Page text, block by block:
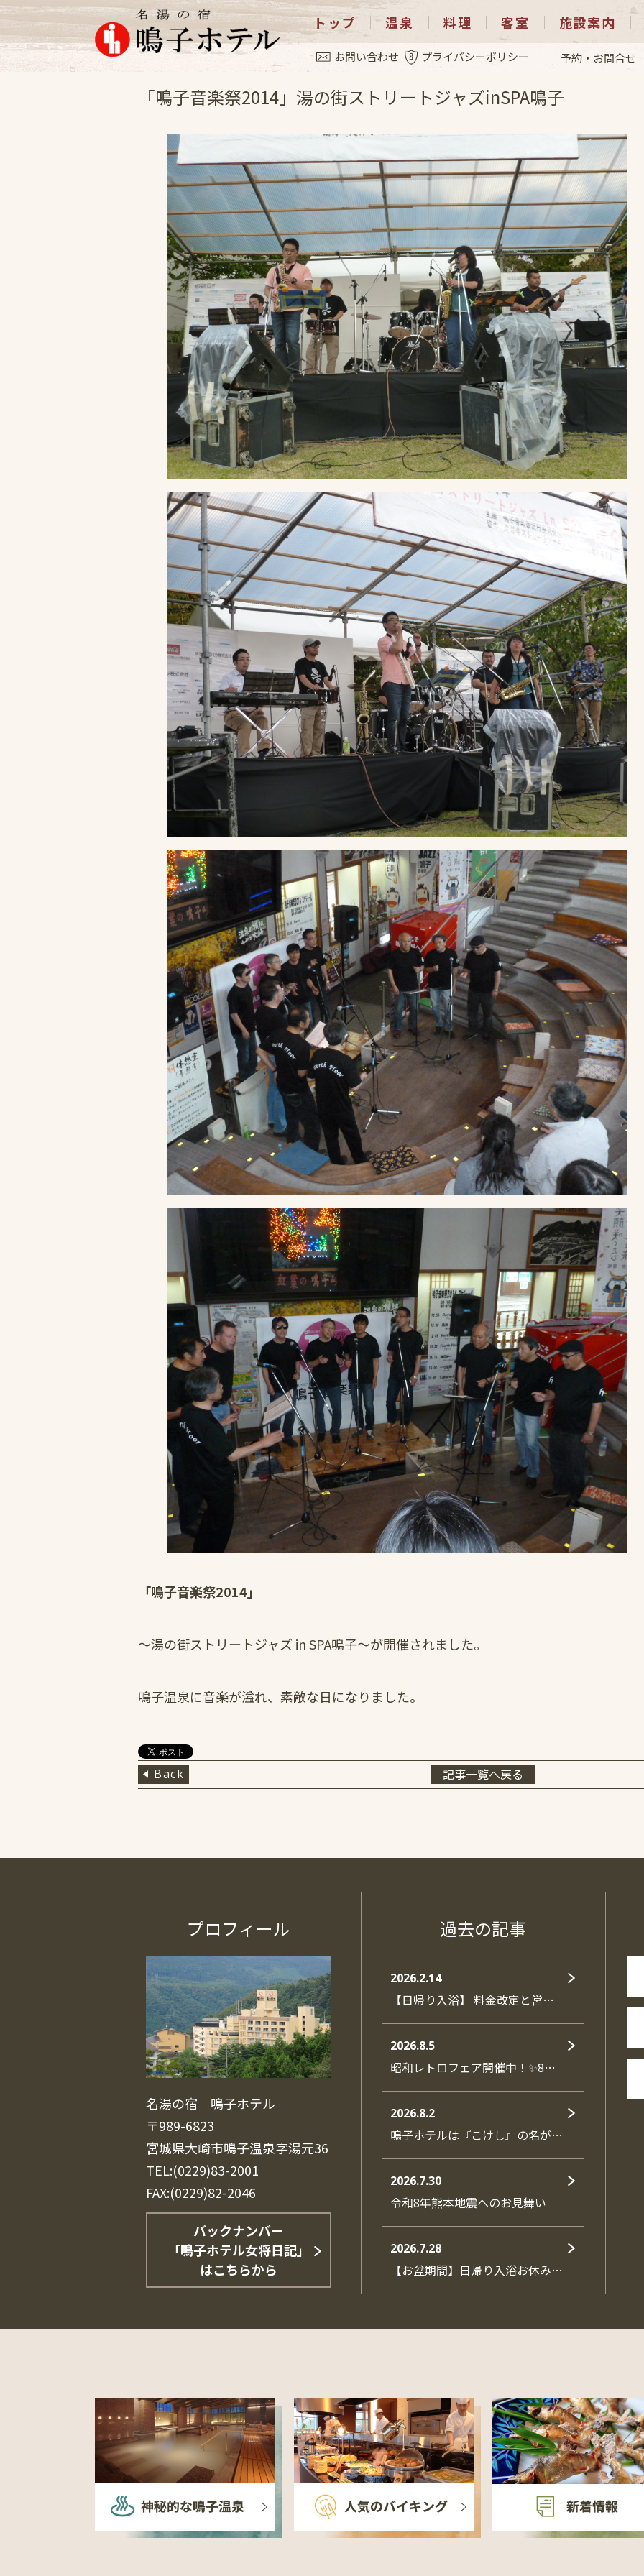
トップ 温泉 料理 客室 施設案内
お問い合わせ プライバシーポリシー 予約・お問合せ
イベント 2014.9.27
「鳴子音楽祭2014」湯の街ストリートジャズinSPA鳴子
「鳴子音楽祭2014」
～湯の街ストリートジャズ in SPA鳴子～が開催されました。
鳴子温泉に音楽が溢れ、素敵な日になりました。
Back 記事一覧へ戻る
プロフィール
名湯の宿 鳴子ホテル
〒989-6823
宮城県大崎市鳴子温泉字湯元36
TEL:(0229)83-2001
FAX:(0229)82-2046
バックナンバー
「鳴子ホテル女将日記」
はこちらから
過去の記事
2026.2.14
【日帰り入浴】 料金改定と営…
2026.8.5
昭和レトロフェア開催中！✨8…
2026.8.2
鳴子ホテルは『こけし』の名が…
2026.7.30
令和8年熊本地震へのお見舞い
2026.7.28
【お盆期間】日帰り入浴お休み…